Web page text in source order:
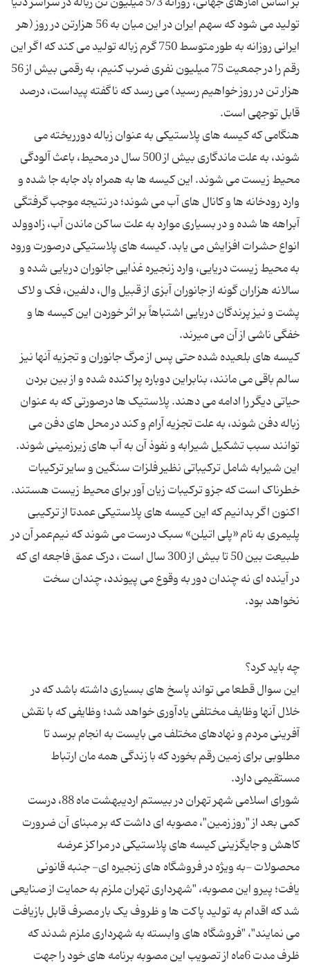
تولید می شود که سهم ایران در این میان به 56 هزارتن در روز (هر
ایرانی روزانه به طور متوسط 750 گرم زباله تولید می کند که اگر این
رقم را در جمعیت 75 میلیون نفری ضرب کنیم، به رقمی بیش از 56
هزار تن در روز خواهیم رسید) می رسد که ناگفته پیداست، درصد
هنگامی که کیسه های پلاستیکی به عنوان زباله دورریخته می
شوند، به علت ماندگاری بیش از 500 سال در محیط، باعث آلودگی
محیط زیست می شوند. این کیسه ها به همراه باد جابه جا شده و
وارد رودخانه ها و کانال های آب می شوند؛ در نتیجه موجب گرفتگی
آبراهه ها شده و در بسیاری موارد به علت ساکن ماندن آب، زادوولد
انواع حشرات افزایش می یابد. کیسه های پلاستیکی درصورت ورود
به محیط زیست دریایی، وارد زنجیره غذایی جانوران دریایی شده و
سالانه هزاران گونه از جانوران آبزی از قبیل وال، دلفین، فک و لاک
پشت و نیز پرندگان دریایی اشتباهاً بر اثر خوردن این کیسه ها و
کیسه های بلعیده شده حتی پس از مرگ جانوران و تجزیه آنها نیز
سالم باقی می مانند، بنابراین دوباره پراکنده شده و از بین بردن
حیاتی دیگر را ادامه می دهند. پلاستیک ها درصورتی که به عنوان
زباله دفن شوند، به علت تجزیه آرام و کند در محل های دفن می
توانند سبب تشکیل شیرابه و نفوذ آن به آب های زیرزمینی شوند.
این شیرابه شامل ترکیباتی نظیر فلزات سنگین و سایر ترکیبات
اکنون اگر بدانیم که این کیسه های پلاستیکی عمدتا از ترکیبی
پلیمری به نام «پلی اتیلن» سبک درست می شوند که نیم‌عمر آن در
طبیعت بین 50 تا بیش از 300 سال است ، درک عمق فاجعه ای که
در آینده ای نه چندان دور به وقوع می پیوندد، چندان سخت
این سوال قطعا می تواند پاسخ های بسیاری داشته باشد که در
خلال آنها وظایف مختلفی یادآوری خواهد شد؛ وظایفی که با نقش
آفرینی مردم و نهادهای مختلف می بایست به انجام برسد تا
مطلوبی برای زمین رقم بخورد که با زندگی همه مان ارتباط
شورای اسلامی شهر تهران در بیستم اردیبهشت ماه 88، درست
کمی بعد از "روز زمین"، مصوبه ای داشت که بر مبنای آن ضرورت
کاهش و جایگزینی کیسه های پلاستیکی در مراکز عرضه
محصولات -به ویژه در فروشگاه های زنجیره ای- جنبه قانونی
یافت؛ پیرو این مصوبه، "شهرداری تهران ملزم به حمایت از صنایعی
شد که اقدام به تولید پاکت ها و ظروف یک بار مصرف قابل بازیافت
می نمایند"، "فروشگاه های وابسته به شهرداری ملزم شدند که
ظرف مدت 6ماه از تصویب این مصوبه برنامه های خود را جهت